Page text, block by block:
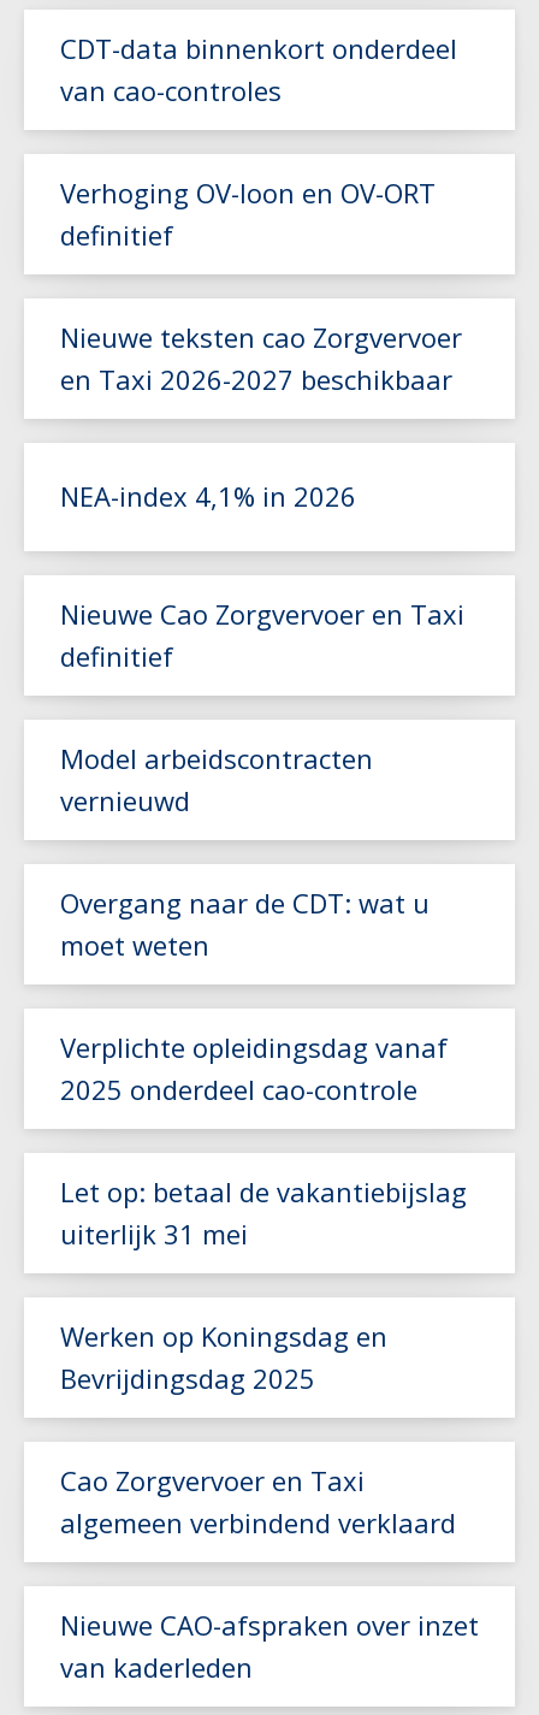
Lees meer
CDT-data binnenkort onderdeel
van cao-controles
Verhoging OV-loon en OV-ORT
definitief
Lees meer
Nieuwe teksten cao Zorgvervoer
en Taxi 2026-2027 beschikbaar
Lees meer
NEA-index 4,1% in 2026
Nieuwe Cao Zorgvervoer en Taxi
definitief
Model arbeidscontracten
vernieuwd
Overgang naar de CDT: wat u
moet weten
Lees meer
Verplichte opleidingsdag vanaf
2025 onderdeel cao-controle
Let op: betaal de vakantiebijslag
uiterlijk 31 mei
Lees meer
Werken op Koningsdag en
Bevrijdingsdag 2025
Cao Zorgvervoer en Taxi
algemeen verbindend verklaard
Nieuwe CAO-afspraken over inzet
van kaderleden